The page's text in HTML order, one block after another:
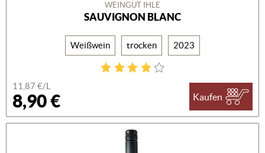
WEINGUT IHLE
SAUVIGNON BLANC
Weißwein trocken 2023
11,87 €/L
8,90 € Kaufen